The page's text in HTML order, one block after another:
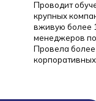
Проводит
крупных
вживую более
менеджеров
Провела